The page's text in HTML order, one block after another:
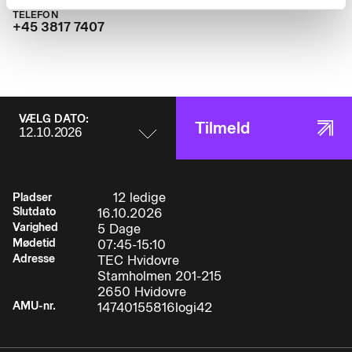
logistikkæde.Deltageren kan identificere:
økonomi
• og informationsstrømme inden for eget
• I samarbejde med andre, udforme forslag til
løsning af de opståede problemer ud fra en
helhedsvurdering og under hensyn til de valgte
styringsprincipper, herunder LEAN.Deltageren
kan identificere:
TELEFON
+45 3817 7407
VÆLG DATO: Tilmeld
Pladser 12 ledige
Slutdato 16.10.2026
Varighed 5 Dage
Mødetid 07:45-15:10
Adresse
TEC Hvidovre
Stamholmen 201-215
2650 Hvidovre
AMU-nr. 14740155816logi42